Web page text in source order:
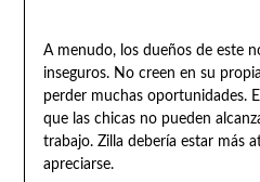
A menudo, los dueños de este
inseguros. No creen en su
perder muchas oportunidades.
que las chicas no pueden
trabajo. Zilla debería estar más
apreciarse.